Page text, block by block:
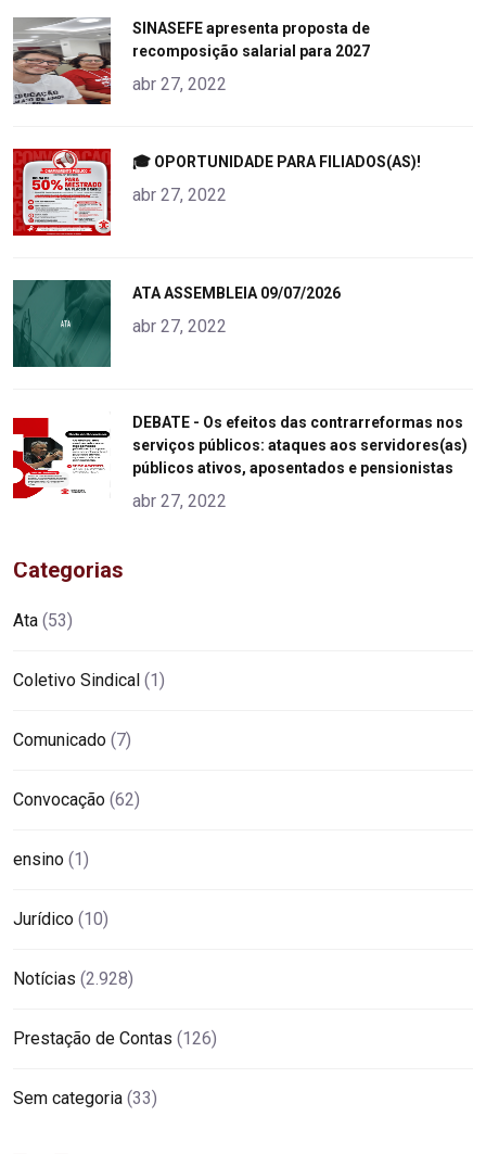
alt="product">
SINASEFE apresenta proposta de
recomposição salarial para 2027
abr 27, 2022
alt="product">
🎓 OPORTUNIDADE PARA FILIADOS(AS)!
abr 27, 2022
alt="product">
ATA ASSEMBLEIA 09/07/2026
abr 27, 2022
alt="product">
DEBATE - Os efeitos das contrarreformas nos
serviços públicos: ataques aos servidores(as)
públicos ativos, aposentados e pensionistas
abr 27, 2022
Categorias
Ata (53)
Coletivo Sindical (1)
Comunicado (7)
Convocação (62)
ensino (1)
Jurídico (10)
Notícias (2.928)
Prestação de Contas (126)
Sem categoria (33)